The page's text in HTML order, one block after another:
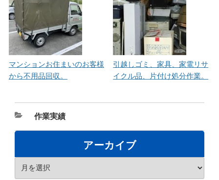
マンションお住まいのお客様
から不用品回収。
引越しゴミ、家具、家電リサ
イクル品、片付け処分作業。
カ
テ
ー
作業実績
アーカイブ